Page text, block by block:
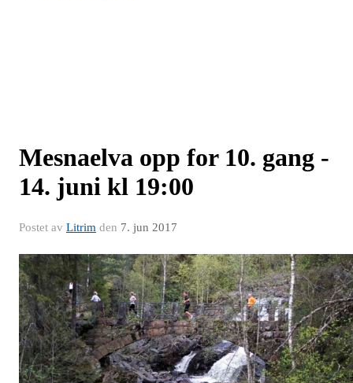
Mesnaelva opp for 10. gang -
14. juni kl 19:00
Postet av Litrim den 7. jun 2017